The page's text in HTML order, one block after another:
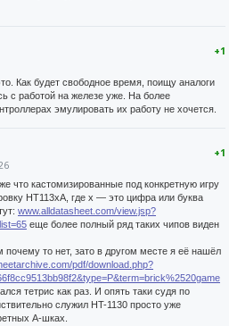
+1
Как будет свободное время, поищу аналоги
с работой на железе уже. На более
эмулировать их работу не хочется.
+1
что кастомизированные под конкретную игру
HT113xA, где x — это цифра или буква
www.alldatasheet.com/view.jsp?
еще более полный ряд таких чипов виден
почему то нет, зато в другом месте я её нашёл
pdf/download.php?
тетрис как раз. И опять таки судя по
служил HT-1130 просто уже
A-шках.